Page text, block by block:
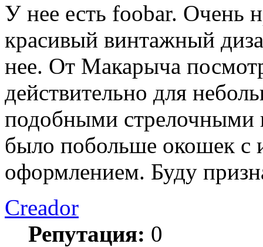
У нее есть foobar. Очень
красивый винтажный
нее. От Макарыча
действительно для
подобными стрелочными
было побольше окошек с
оформлением. Буду
Creador
Репутация: 0